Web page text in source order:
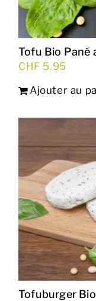
Tofu Bio Pané
CHF 5.95
Ajouter au
Tofuburger